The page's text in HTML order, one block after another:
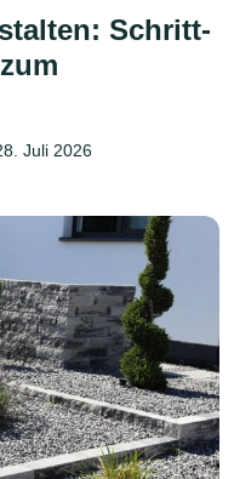
Schritt-
Juli 2026